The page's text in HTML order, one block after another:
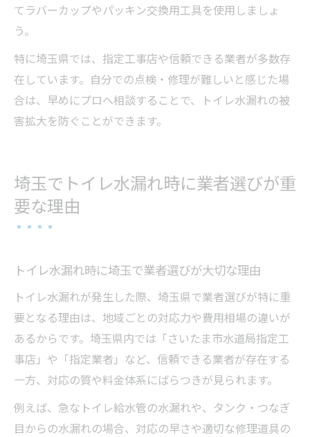
てラバーカップやパッキン交換用工具を使用しましょ
う。
特に埼玉県では、指定工事店や信頼できる業者が多数存
在しています。自分での点検・修理が難しいと感じた場
合は、早めにプロへ相談することで、トイレ水漏れの被
害拡大を防ぐことができます。
埼玉でトイレ水漏れ時に業者選びが重
要な理由
トイレ水漏れ時に埼玉で業者選びが大切な理由
トイレ水漏れが発生した際、埼玉県で業者選びが特に重
要となる理由は、地域ごとの対応力や費用相場の違いが
あるからです。埼玉県内では「さいたま市水道局指定工
事店」や「指定業者」など、信頼できる業者が存在する
一方、対応の質や料金体系にばらつきが見られます。
例えば、急なトイレ給水管の水漏れや、タンク・つなぎ
目からの水漏れの場合、対応の早さや適切な修理道具の